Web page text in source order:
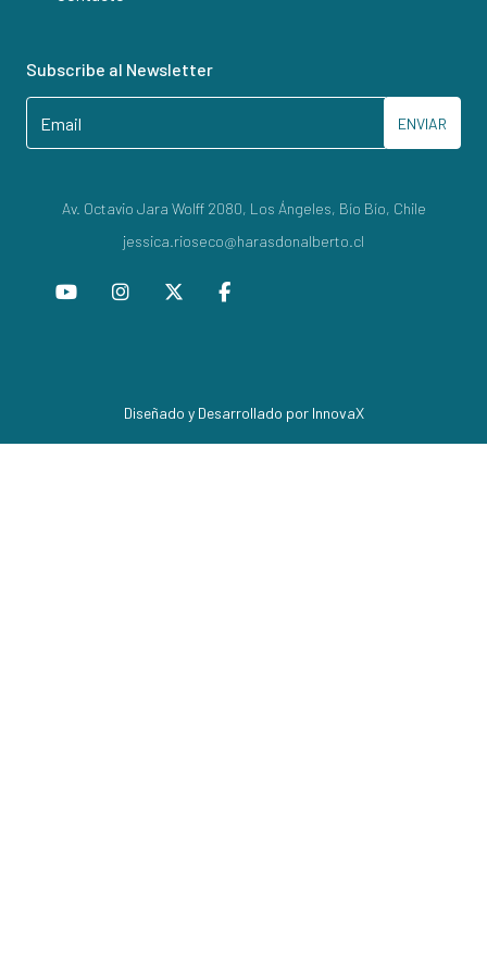
Subscribe al Newsletter
ENVIAR
Av. Octavio Jara Wolff 2080, Los Ángeles, Bío Bío, Chile
jessica.rioseco@harasdonalberto.cl
Diseñado y Desarrollado por InnovaX